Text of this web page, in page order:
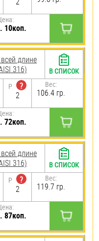
10коп.
длине
316)
P
?
2
Вес:
106.4 гр.
72коп.
В СПИСОК
длине
316)
P
?
2
Вес:
119.7 гр.
87коп.
В СПИСОК